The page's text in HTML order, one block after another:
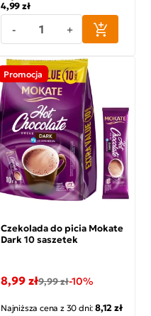
4,99 zł
- +
Promocja
Czekolada do picia Mokate
Dark 10 saszetek
8,99 zł9,99 zł-10%
Najniższa cena z 30 dni:8,12 zł